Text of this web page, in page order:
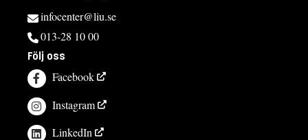
infocenter@liu.se
013-28 10 00
Följ oss
Facebook
Instagram
LinkedIn